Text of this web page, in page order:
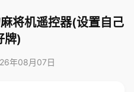
将机遥控器(设置自己
牌)
年08月07日